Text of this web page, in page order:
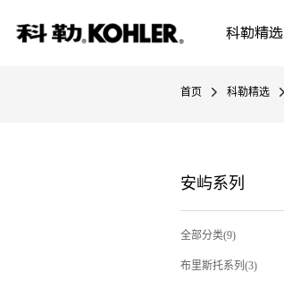
科勒精选
首页 科勒精选
安屿系列
全部分类(9)
布里斯托系列(3)